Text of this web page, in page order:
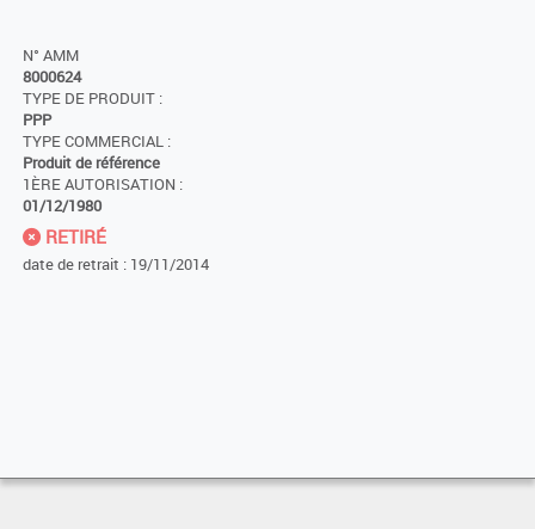
N° AMM
8000624
TYPE DE PRODUIT :
PPP
TYPE COMMERCIAL :
Produit de référence
1ÈRE AUTORISATION :
01/12/1980
RETIRÉ
date de retrait : 19/11/2014